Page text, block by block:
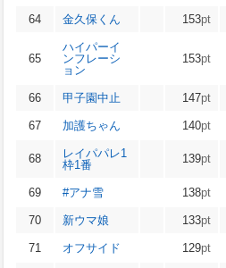
64 金久保くん 153pt
65
ハイパーイ
ンフレーシ
ョン
153pt
66 甲子園中止 147pt
67 加護ちゃん 140pt
68
レイパパレ1
枠1番
139pt
69 #アナ雪 138pt
70 新ウマ娘 133pt
71 オフサイド 129pt